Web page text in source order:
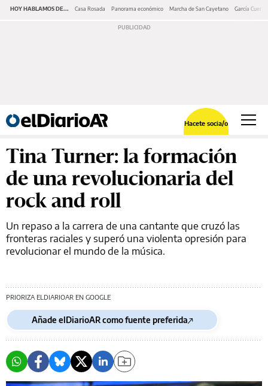
HOY HABLAMOS DE... Casa Rosada Panorama económico Marcha de San Cayetano García Cuerva
Hacete socia/o
Tina Turner: la formación
de una revolucionaria del
rock and roll
Un repaso a la carrera de una cantante que cruzó las
fronteras raciales y superó una violenta opresión para
revolucionar el mundo de la música.
PRIORIZA ELDIARIOAR EN GOOGLE
Añade elDiarioAR como fuente preferida